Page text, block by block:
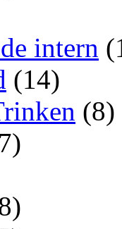
intern
(14)
(8)